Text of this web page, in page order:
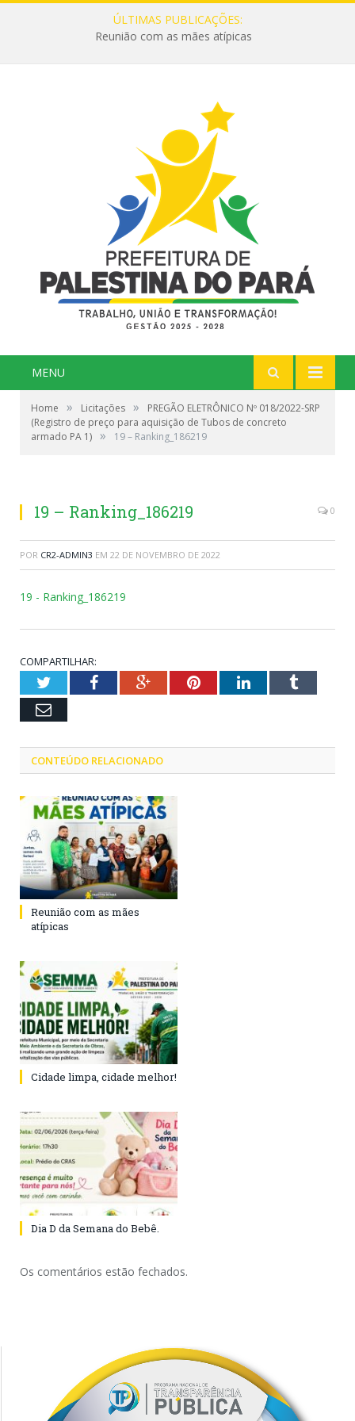
ÚLTIMAS PUBLICAÇÕES:
Reunião com as mães atípicas
MENU
Home » Licitações »
PREGÃO ELETRÔNICO Nº 018/2022-SRP
(Registro de preço para aquisição de Tubos de concreto
armado PA 1) » 19 – Ranking_186219
19 – Ranking_186219 0
POR CR2-ADMIN3 EM 22 DE NOVEMBRO DE 2022
19 - Ranking_186219
COMPARTILHAR:
TwitterFacebookGoogle+PinterestLinkedInTumblr
Email
CONTEÚDO RELACIONADO
Reunião com as mães
atípicas
Cidade limpa, cidade melhor!
Dia D da Semana do Bebê.
Os comentários estão fechados.